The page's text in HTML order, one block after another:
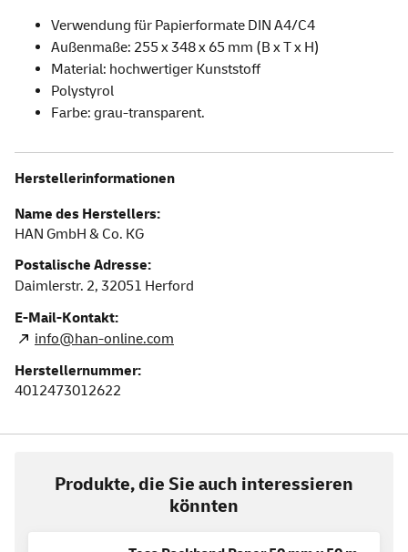
Verwendung für Papierformate DIN A4/C4
Außenmaße: 255 x 348 x 65 mm (B x T x H)
Material: hochwertiger Kunststoff
Polystyrol
Farbe: grau-transparent.
Herstellerinformationen
Name des Herstellers:
HAN GmbH & Co. KG
Postalische Adresse:
Daimlerstr. 2, 32051 Herford
E-Mail-Kontakt:
info@han-online.com
Herstellernummer:
4012473012622
Produkte, die Sie auch interessieren
könnten